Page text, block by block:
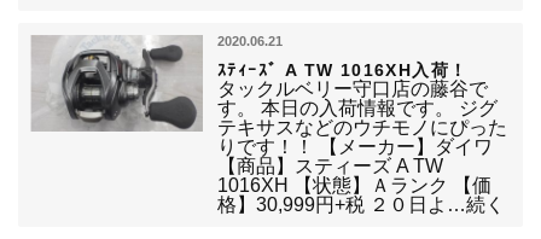
2020.06.21
ｽﾃｨｰｽﾞ A TW 1016XH入荷！
タックルベリー守口店の藤谷で
す。 本日の入荷情報です。 ジグ
テキサスなどのウチモノにぴった
りです！！ 【メーカー】ダイワ
【商品】スティーズ A TW
1016XH 【状態】Ａランク 【価
格】30,999円+税 ２０日よ…続く